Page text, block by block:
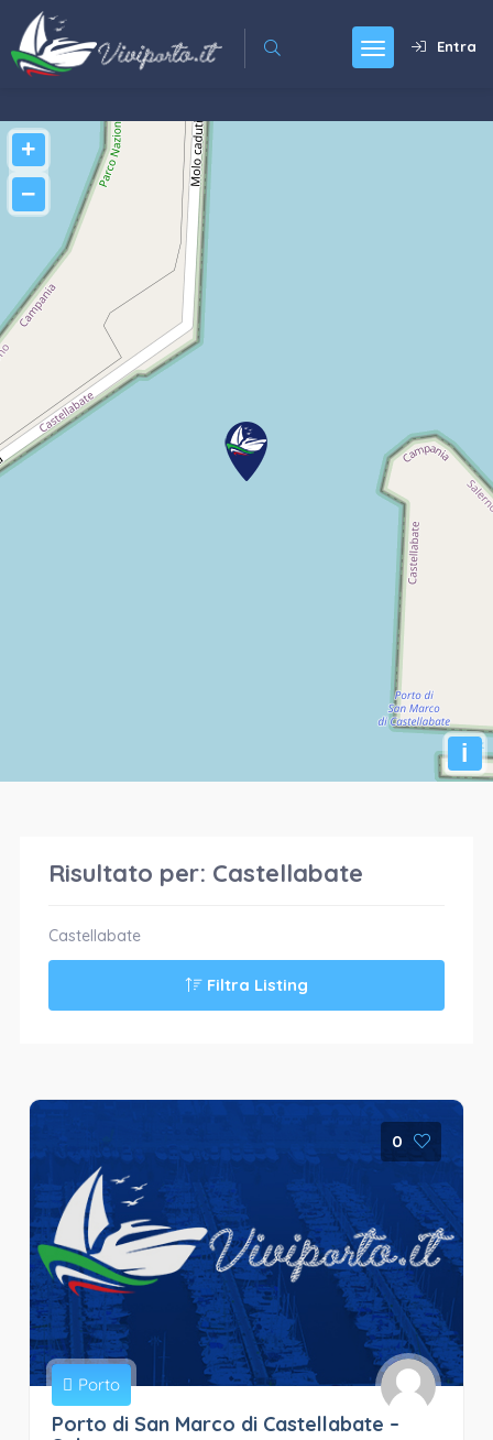
Entra
+
−
i
Risultato per: Castellabate
Castellabate
Filtra Listing
0
Porto
Porto di San Marco di Castellabate –